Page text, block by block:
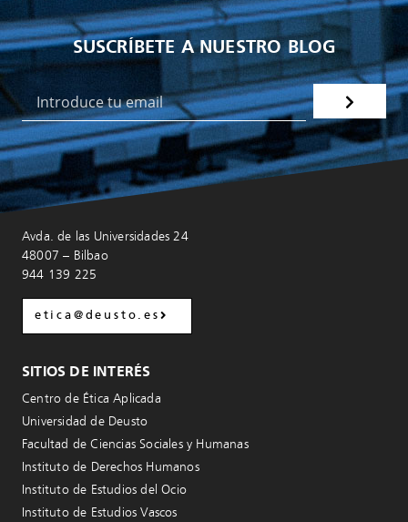
SUSCRÍBETE A NUESTRO BLOG
Avda. de las Universidades 24
48007 – Bilbao
944 139 225
etica@deusto.es
SITIOS DE INTERÉS
Centro de Ética Aplicada
Universidad de Deusto
Facultad de Ciencias Sociales y Humanas
Instituto de Derechos Humanos
Instituto de Estudios del Ocio
Instituto de Estudios Vascos